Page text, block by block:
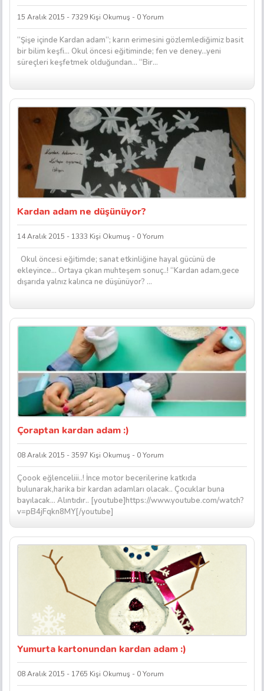
15 Aralık 2015 - 7329 Kişi Okumuş - 0 Yorum
“Şişe içinde Kardan adam”; karın erimesini gözlemlediğimiz basit
bir bilim keşfi… Okul öncesi eğitiminde; fen ve deney…yeni
süreçleri keşfetmek olduğundan… “Bir...
Kardan adam ne düşünüyor?
14 Aralık 2015 - 1333 Kişi Okumuş - 0 Yorum
Okul öncesi eğitimde; sanat etkinliğine hayal gücünü de
ekleyince… Ortaya çıkan muhteşem sonuç..! “Kardan adam,gece
dışarıda yalnız kalınca ne düşünüyor? ...
Çoraptan kardan adam :)
08 Aralık 2015 - 3597 Kişi Okumuş - 0 Yorum
Çoook eğlenceliii..! İnce motor becerilerine katkıda
bulunarak,harika bir kardan adamları olacak.. Çocuklar buna
bayılacak… Alıntıdır.. [youtube]https://www.youtube.com/watch?
v=pB4jFqkn8MY[/youtube]
Yumurta kartonundan kardan adam :)
08 Aralık 2015 - 1765 Kişi Okumuş - 0 Yorum